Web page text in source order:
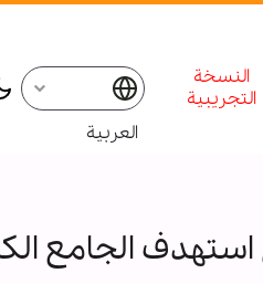
النسخة
التجريبية
العربية
الجامع